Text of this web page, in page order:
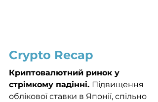
Crypto Recap
Криптовалютний ринок у
стрімкому падінні. Підвищення
облікової ставки в Японії, спільно